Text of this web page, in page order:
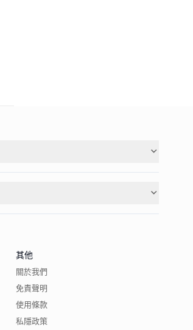
其他
關於我們
免責聲明
使用條款
私隱政策